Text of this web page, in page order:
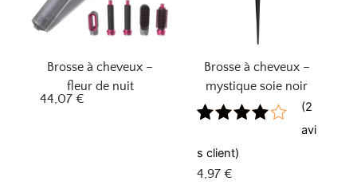
Brosse à cheveux –
fleur de nuit
44,07 €
Brosse à cheveux –
mystique soie noir
4.00sur
5 basé
sur
(2
avi
s client)
4,97 €